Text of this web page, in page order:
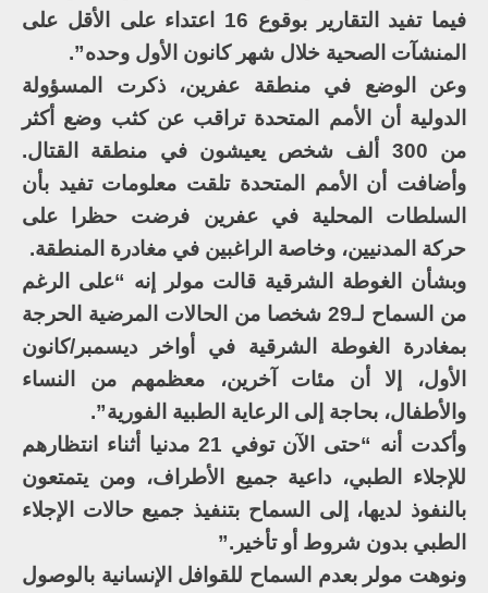
فيما تفيد التقارير بوقوع 16 اعتداء على الأقل على
المنشآت الصحية خلال شهر كانون الأول وحده”.
وعن الوضع في منطقة عفرين، ذكرت المسؤولة
الدولية أن الأمم المتحدة تراقب عن كثب وضع أكثر
من 300 ألف شخص يعيشون في منطقة القتال.
وأضافت أن الأمم المتحدة تلقت معلومات تفيد بأن
السلطات المحلية في عفرين فرضت حظرا على
حركة المدنيين، وخاصة الراغبين في مغادرة المنطقة.
وبشأن الغوطة الشرقية قالت مولر إنه “على الرغم
من السماح لـ29 شخصا من الحالات المرضية الحرجة
بمغادرة الغوطة الشرقية في أواخر ديسمبر/كانون
الأول، إلا أن مئات آخرين، معظمهم من النساء
والأطفال، بحاجة إلى الرعاية الطبية الفورية”.
وأكدت أنه “حتى الآن توفي 21 مدنيا أثناء انتظارهم
للإجلاء الطبي، داعية جميع الأطراف، ومن يتمتعون
بالنفوذ لديها، إلى السماح بتنفيذ جميع حالات الإجلاء
الطبي بدون شروط أو تأخير.”
ونوهت مولر بعدم السماح للقوافل الإنسانية بالوصول